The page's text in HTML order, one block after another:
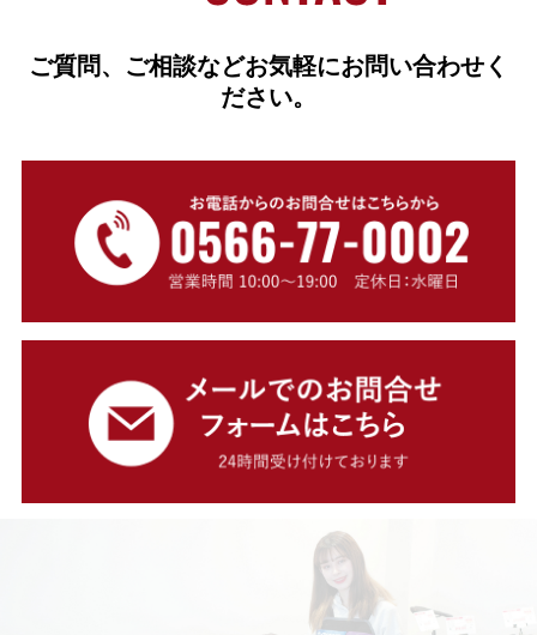
ご質問、ご相談などお気軽にお問い合わせく
ださい。